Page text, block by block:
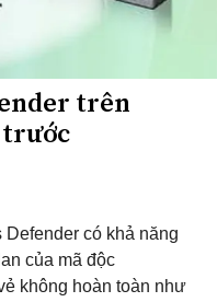
trên
trước
có khả năng
của mã độc
không hoàn toàn như